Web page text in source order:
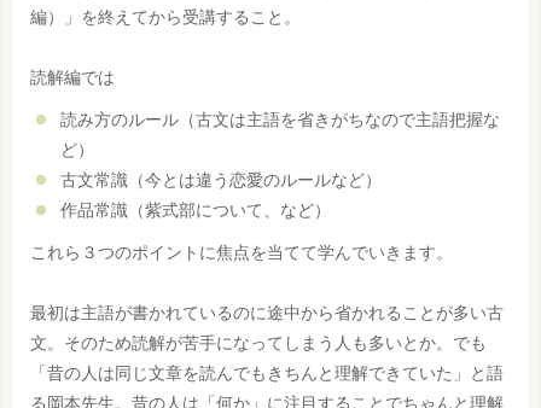
編）」を終えてから受講すること。
読解編では
読み方のルール（古文は主語を省きがちなので主語把握な
ど）
古文常識（今とは違う恋愛のルールなど）
作品常識（紫式部について、など）
これら３つのポイントに焦点を当てて学んでいきます。
最初は主語が書かれているのに途中から省かれることが多い古
文。そのため読解が苦手になってしまう人も多いとか。でも
「昔の人は同じ文章を読んでもきちんと理解できていた」と語
る岡本先生。昔の人は「何か」に注目することでちゃんと理解